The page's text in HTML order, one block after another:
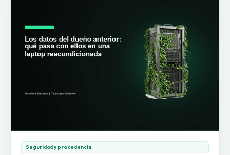
Seguridad y procedencia